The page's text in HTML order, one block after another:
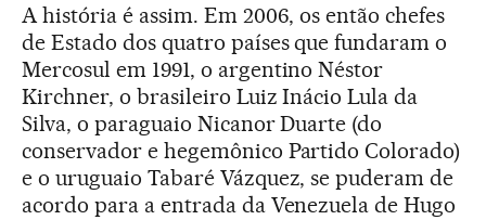
A história é assim. Em 2006, os então chefes
de Estado dos quatro países que fundaram o
Mercosul em 1991, o argentino Néstor
Kirchner, o brasileiro Luiz Inácio Lula da
Silva, o paraguaio Nicanor Duarte (do
conservador e hegemônico Partido Colorado)
e o uruguaio Tabaré Vázquez, se puderam de
acordo para a entrada da Venezuela de Hugo